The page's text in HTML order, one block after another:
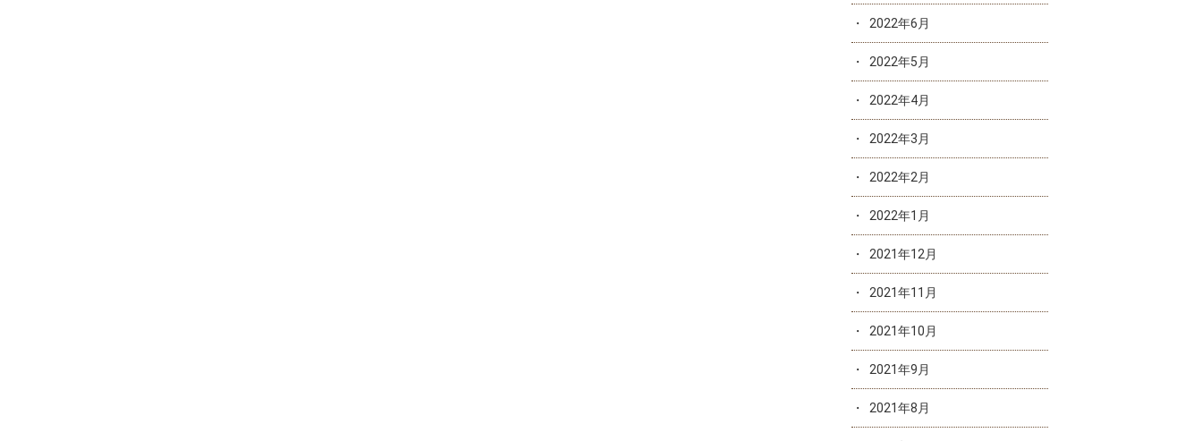
2022年6月
2022年5月
2022年4月
2022年3月
2022年2月
2022年1月
2021年12月
2021年11月
2021年10月
2021年9月
2021年8月